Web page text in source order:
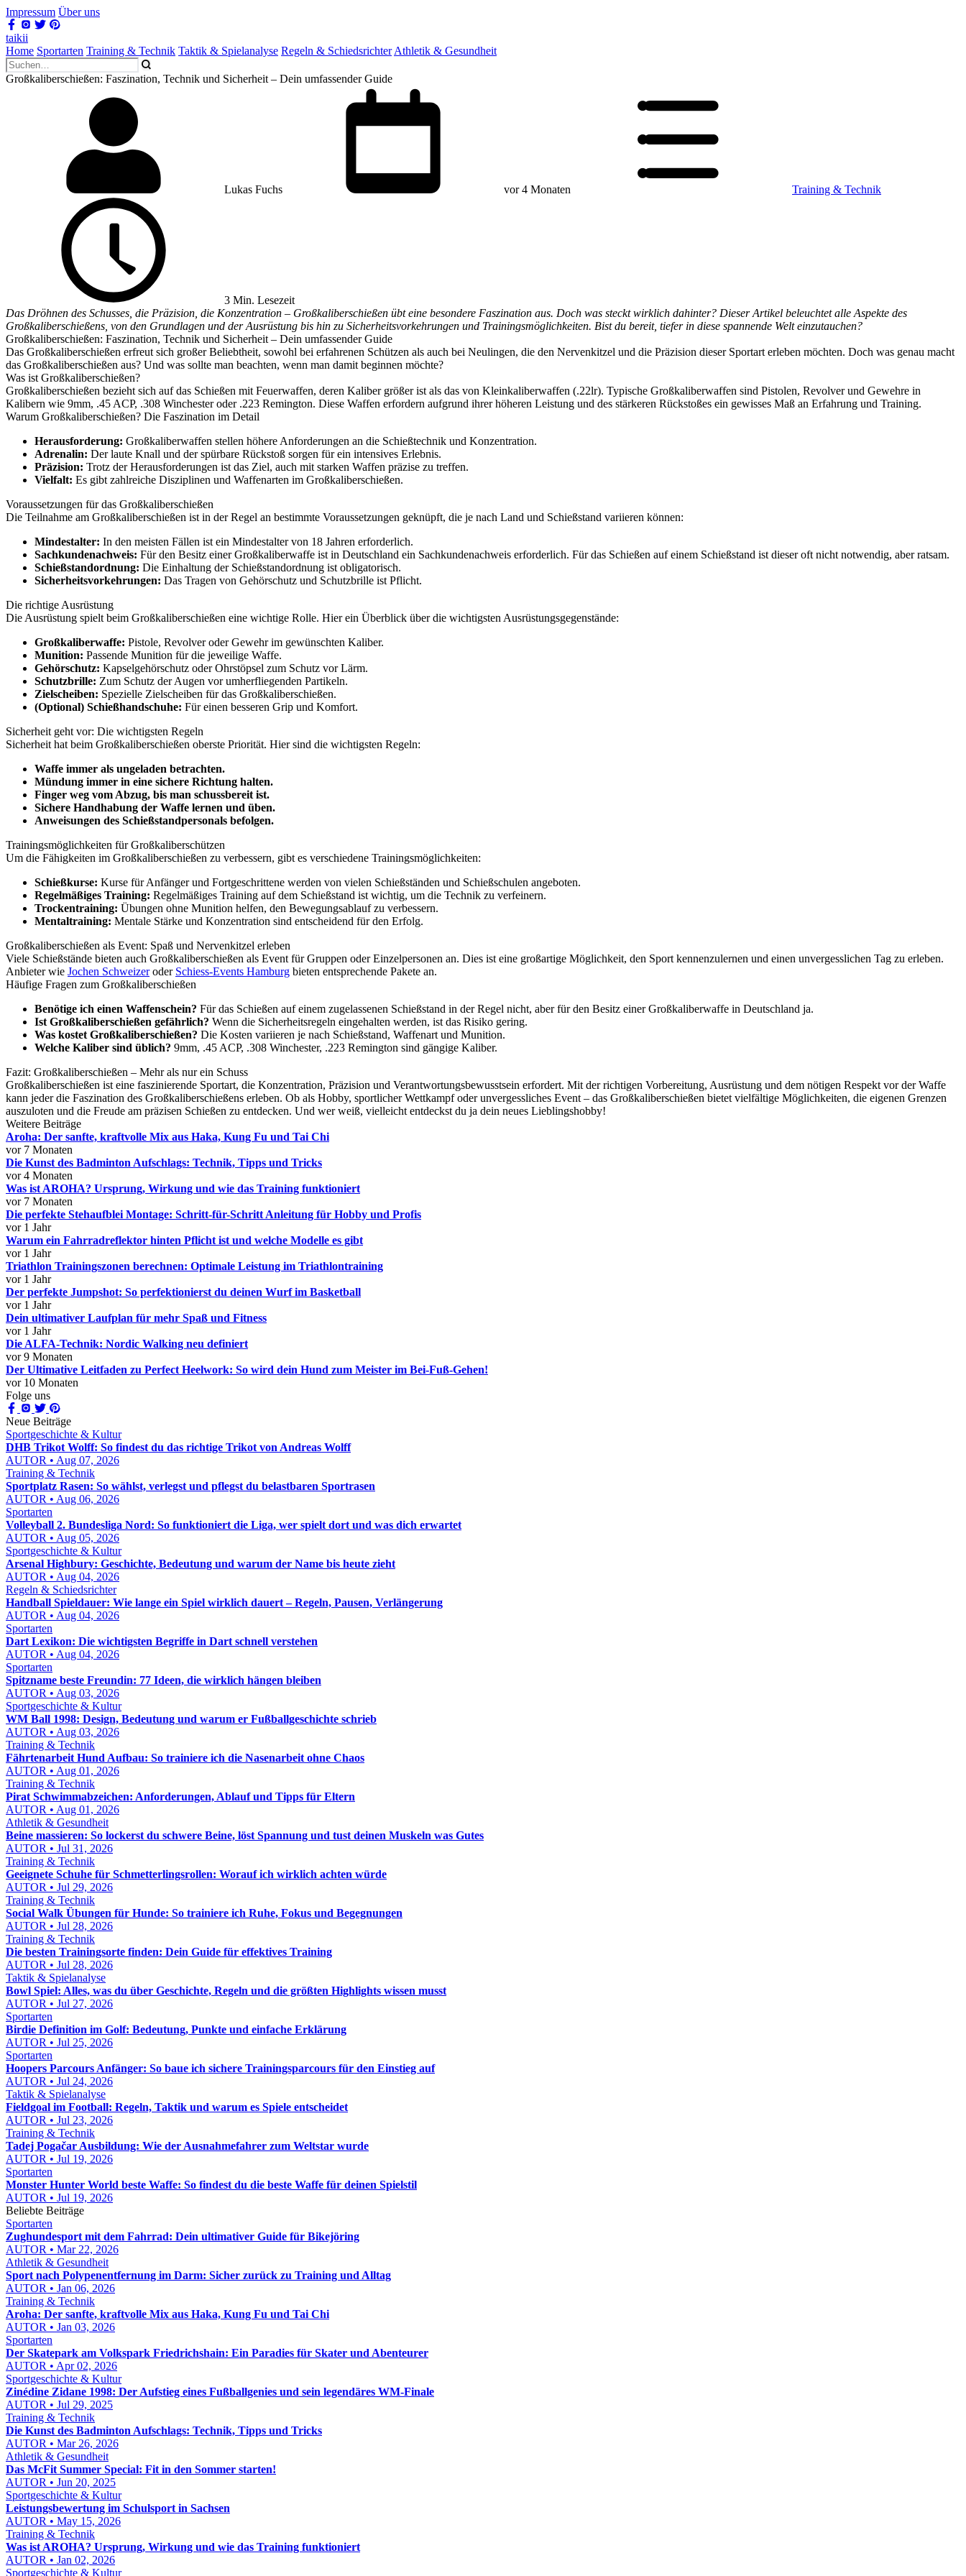
Impressum Über uns
taikii
Home Sportarten Training & Technik Taktik & Spielanalyse Regeln & Schiedsrichter Athletik & Gesundheit
Großkaliberschießen: Faszination, Technik und Sicherheit – Dein umfassender Guide
Lukas Fuchs vor 4 Monaten Training & Technik
3 Min. Lesezeit
Das Dröhnen des Schusses, die Präzision, die Konzentration – Großkaliberschießen übt eine besondere Faszination aus. Doch was steckt wirklich dahinter? Dieser Artikel beleuchtet alle Aspekte des
Großkaliberschießens, von den Grundlagen und der Ausrüstung bis hin zu Sicherheitsvorkehrungen und Trainingsmöglichkeiten. Bist du bereit, tiefer in diese spannende Welt einzutauchen?
Großkaliberschießen: Faszination, Technik und Sicherheit – Dein umfassender Guide
Das Großkaliberschießen erfreut sich großer Beliebtheit, sowohl bei erfahrenen Schützen als auch bei Neulingen, die den Nervenkitzel und die Präzision dieser Sportart erleben möchten. Doch was genau macht
das Großkaliberschießen aus? Und was sollte man beachten, wenn man damit beginnen möchte?
Was ist Großkaliberschießen?
Großkaliberschießen bezieht sich auf das Schießen mit Feuerwaffen, deren Kaliber größer ist als das von Kleinkaliberwaffen (.22lr). Typische Großkaliberwaffen sind Pistolen, Revolver und Gewehre in
Kalibern wie 9mm, .45 ACP, .308 Winchester oder .223 Remington. Diese Waffen erfordern aufgrund ihrer höheren Leistung und des stärkeren Rückstoßes ein gewisses Maß an Erfahrung und Training.
Warum Großkaliberschießen? Die Faszination im Detail
Herausforderung: Großkaliberwaffen stellen höhere Anforderungen an die Schießtechnik und Konzentration.
Adrenalin: Der laute Knall und der spürbare Rückstoß sorgen für ein intensives Erlebnis.
Präzision: Trotz der Herausforderungen ist das Ziel, auch mit starken Waffen präzise zu treffen.
Vielfalt: Es gibt zahlreiche Disziplinen und Waffenarten im Großkaliberschießen.
Voraussetzungen für das Großkaliberschießen
Die Teilnahme am Großkaliberschießen ist in der Regel an bestimmte Voraussetzungen geknüpft, die je nach Land und Schießstand variieren können:
Mindestalter: In den meisten Fällen ist ein Mindestalter von 18 Jahren erforderlich.
Sachkundenachweis: Für den Besitz einer Großkaliberwaffe ist in Deutschland ein Sachkundenachweis erforderlich. Für das Schießen auf einem Schießstand ist dieser oft nicht notwendig, aber ratsam.
Schießstandordnung: Die Einhaltung der Schießstandordnung ist obligatorisch.
Sicherheitsvorkehrungen: Das Tragen von Gehörschutz und Schutzbrille ist Pflicht.
Die richtige Ausrüstung
Die Ausrüstung spielt beim Großkaliberschießen eine wichtige Rolle. Hier ein Überblick über die wichtigsten Ausrüstungsgegenstände:
Großkaliberwaffe: Pistole, Revolver oder Gewehr im gewünschten Kaliber.
Munition: Passende Munition für die jeweilige Waffe.
Gehörschutz: Kapselgehörschutz oder Ohrstöpsel zum Schutz vor Lärm.
Schutzbrille: Zum Schutz der Augen vor umherfliegenden Partikeln.
Zielscheiben: Spezielle Zielscheiben für das Großkaliberschießen.
(Optional) Schießhandschuhe: Für einen besseren Grip und Komfort.
Sicherheit geht vor: Die wichtigsten Regeln
Sicherheit hat beim Großkaliberschießen oberste Priorität. Hier sind die wichtigsten Regeln:
Waffe immer als ungeladen betrachten.
Mündung immer in eine sichere Richtung halten.
Finger weg vom Abzug, bis man schussbereit ist.
Sichere Handhabung der Waffe lernen und üben.
Anweisungen des Schießstandpersonals befolgen.
Trainingsmöglichkeiten für Großkaliberschützen
Um die Fähigkeiten im Großkaliberschießen zu verbessern, gibt es verschiedene Trainingsmöglichkeiten:
Schießkurse: Kurse für Anfänger und Fortgeschrittene werden von vielen Schießständen und Schießschulen angeboten.
Regelmäßiges Training: Regelmäßiges Training auf dem Schießstand ist wichtig, um die Technik zu verfeinern.
Trockentraining: Übungen ohne Munition helfen, den Bewegungsablauf zu verbessern.
Mentaltraining: Mentale Stärke und Konzentration sind entscheidend für den Erfolg.
Großkaliberschießen als Event: Spaß und Nervenkitzel erleben
Viele Schießstände bieten auch Großkaliberschießen als Event für Gruppen oder Einzelpersonen an. Dies ist eine großartige Möglichkeit, den Sport kennenzulernen und einen unvergesslichen Tag zu erleben.
Anbieter wie Jochen Schweizeroder Schiess-Events Hamburg bieten entsprechende Pakete an.
Häufige Fragen zum Großkaliberschießen
Benötige ich einen Waffenschein? Für das Schießen auf einem zugelassenen Schießstand in der Regel nicht, aber für den Besitz einer Großkaliberwaffe in Deutschland ja.
Ist Großkaliberschießen gefährlich? Wenn die Sicherheitsregeln eingehalten werden, ist das Risiko gering.
Was kostet Großkaliberschießen? Die Kosten variieren je nach Schießstand, Waffenart und Munition.
Welche Kaliber sind üblich? 9mm, .45 ACP, .308 Winchester, .223 Remington sind gängige Kaliber.
Fazit: Großkaliberschießen – Mehr als nur ein Schuss
Großkaliberschießen ist eine faszinierende Sportart, die Konzentration, Präzision und Verantwortungsbewusstsein erfordert. Mit der richtigen Vorbereitung, Ausrüstung und dem nötigen Respekt vor der Waffe
kann jeder die Faszination des Großkaliberschießens erleben. Ob als Hobby, sportlicher Wettkampf oder unvergessliches Event – das Großkaliberschießen bietet vielfältige Möglichkeiten, die eigenen Grenzen
auszuloten und die Freude am präzisen Schießen zu entdecken. Und wer weiß, vielleicht entdeckst du ja dein neues Lieblingshobby!
Weitere Beiträge
Aroha: Der sanfte, kraftvolle Mix aus Haka, Kung Fu und Tai Chi
vor 7 Monaten
Die Kunst des Badminton Aufschlags: Technik, Tipps und Tricks
vor 4 Monaten
Was ist AROHA? Ursprung, Wirkung und wie das Training funktioniert
vor 7 Monaten
Die perfekte Stehaufblei Montage: Schritt-für-Schritt Anleitung für Hobby und Profis
vor 1 Jahr
Warum ein Fahrradreflektor hinten Pflicht ist und welche Modelle es gibt
vor 1 Jahr
Triathlon Trainingszonen berechnen: Optimale Leistung im Triathlontraining
vor 1 Jahr
Der perfekte Jumpshot: So perfektionierst du deinen Wurf im Basketball
vor 1 Jahr
Dein ultimativer Laufplan für mehr Spaß und Fitness
vor 1 Jahr
Die ALFA-Technik: Nordic Walking neu definiert
vor 9 Monaten
Der Ultimative Leitfaden zu Perfect Heelwork: So wird dein Hund zum Meister im Bei-Fuß-Gehen!
vor 10 Monaten
Folge uns
Neue Beiträge
Sportgeschichte & Kultur
DHB Trikot Wolff: So findest du das richtige Trikot von Andreas Wolff
AUTOR • Aug 07, 2026
Training & Technik
Sportplatz Rasen: So wählst, verlegst und pflegst du belastbaren Sportrasen
AUTOR • Aug 06, 2026
Sportarten
Volleyball 2. Bundesliga Nord: So funktioniert die Liga, wer spielt dort und was dich erwartet
AUTOR • Aug 05, 2026
Sportgeschichte & Kultur
Arsenal Highbury: Geschichte, Bedeutung und warum der Name bis heute zieht
AUTOR • Aug 04, 2026
Regeln & Schiedsrichter
Handball Spieldauer: Wie lange ein Spiel wirklich dauert – Regeln, Pausen, Verlängerung
AUTOR • Aug 04, 2026
Sportarten
Dart Lexikon: Die wichtigsten Begriffe in Dart schnell verstehen
AUTOR • Aug 04, 2026
Sportarten
Spitzname beste Freundin: 77 Ideen, die wirklich hängen bleiben
AUTOR • Aug 03, 2026
Sportgeschichte & Kultur
WM Ball 1998: Design, Bedeutung und warum er Fußballgeschichte schrieb
AUTOR • Aug 03, 2026
Training & Technik
Fährtenarbeit Hund Aufbau: So trainiere ich die Nasenarbeit ohne Chaos
AUTOR • Aug 01, 2026
Training & Technik
Pirat Schwimmabzeichen: Anforderungen, Ablauf und Tipps für Eltern
AUTOR • Aug 01, 2026
Athletik & Gesundheit
Beine massieren: So lockerst du schwere Beine, löst Spannung und tust deinen Muskeln was Gutes
AUTOR • Jul 31, 2026
Training & Technik
Geeignete Schuhe für Schmetterlingsrollen: Worauf ich wirklich achten würde
AUTOR • Jul 29, 2026
Training & Technik
Social Walk Übungen für Hunde: So trainiere ich Ruhe, Fokus und Begegnungen
AUTOR • Jul 28, 2026
Training & Technik
Die besten Trainingsorte finden: Dein Guide für effektives Training
AUTOR • Jul 28, 2026
Taktik & Spielanalyse
Bowl Spiel: Alles, was du über Geschichte, Regeln und die größten Highlights wissen musst
AUTOR • Jul 27, 2026
Sportarten
Birdie Definition im Golf: Bedeutung, Punkte und einfache Erklärung
AUTOR • Jul 25, 2026
Sportarten
Hoopers Parcours Anfänger: So baue ich sichere Trainingsparcours für den Einstieg auf
AUTOR • Jul 24, 2026
Taktik & Spielanalyse
Fieldgoal im Football: Regeln, Taktik und warum es Spiele entscheidet
AUTOR • Jul 23, 2026
Training & Technik
Tadej Pogačar Ausbildung: Wie der Ausnahmefahrer zum Weltstar wurde
AUTOR • Jul 19, 2026
Sportarten
Monster Hunter World beste Waffe: So findest du die beste Waffe für deinen Spielstil
AUTOR • Jul 19, 2026
Beliebte Beiträge
Sportarten
Zughundesport mit dem Fahrrad: Dein ultimativer Guide für Bikejöring
AUTOR • Mar 22, 2026
Athletik & Gesundheit
Sport nach Polypenentfernung im Darm: Sicher zurück zu Training und Alltag
AUTOR • Jan 06, 2026
Training & Technik
Aroha: Der sanfte, kraftvolle Mix aus Haka, Kung Fu und Tai Chi
AUTOR • Jan 03, 2026
Sportarten
Der Skatepark am Volkspark Friedrichshain: Ein Paradies für Skater und Abenteurer
AUTOR • Apr 02, 2026
Sportgeschichte & Kultur
Zinédine Zidane 1998: Der Aufstieg eines Fußballgenies und sein legendäres WM-Finale
AUTOR • Jul 29, 2025
Training & Technik
Die Kunst des Badminton Aufschlags: Technik, Tipps und Tricks
AUTOR • Mar 26, 2026
Athletik & Gesundheit
Das McFit Summer Special: Fit in den Sommer starten!
AUTOR • Jun 20, 2025
Sportgeschichte & Kultur
Leistungsbewertung im Schulsport in Sachsen
AUTOR • May 15, 2026
Training & Technik
Was ist AROHA? Ursprung, Wirkung und wie das Training funktioniert
AUTOR • Jan 02, 2026
Sportgeschichte & Kultur